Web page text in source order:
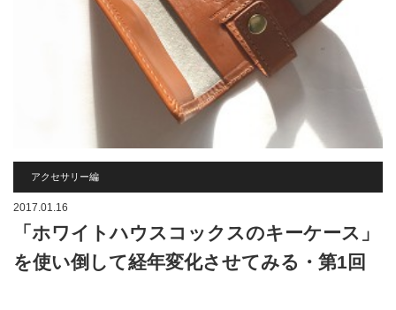
アクセサリー編
2017.01.16
「ホワイトハウスコックスのキーケース」
を使い倒して経年変化させてみる・第1回